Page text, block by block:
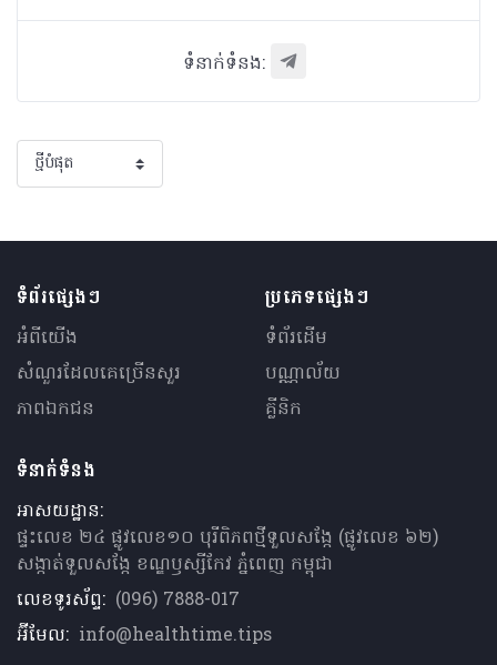
ទំនាក់ទំនង:
ទំព័រផ្សេងៗ
អំពីយើង
សំណួរ​ដែលគេ​ច្រើន​សួរ
ភាពឯកជន
ប្រភេទផ្សេងៗ
ទំព័រដើម
បណ្ណាល័យ
គ្លីនិក
ទំនាក់ទំនង
អាសយដ្ឋាន:
ផ្ទះលេខ ២៤ ផ្លូវលេខ១០ បុរីពិភពថ្មីទួលសង្កែ (ផ្លូវលេខ ៦២)
សង្កាត់ទួលសង្កែ ខណ្ឌឫស្សីកែវ ភ្នំពេញ កម្ពុជា
លេខទូរស័ព្ទ: (096) 7888-017
អ៊ីមែល: info@healthtime.tips